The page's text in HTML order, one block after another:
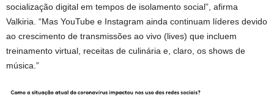
socialização digital em tempos de isolamento social”, afirma
Valkiria. “Mas YouTube e Instagram ainda continuam líderes devido
ao crescimento de transmissões ao vivo (lives) que incluem
treinamento virtual, receitas de culinária e, claro, os shows de
música.”